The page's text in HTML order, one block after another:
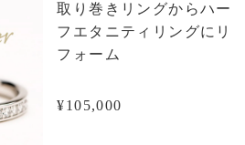
取り巻きリングからハー
フエタニティリングにリ
フォーム
¥105,000